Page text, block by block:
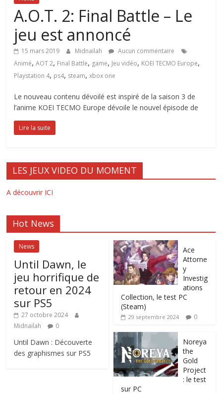
A.O.T. 2: Final Battle – Le
jeu est annoncé
15 mars 2019 Midnailah
Aucun commentaire
Animé,AOT 2, Final Battle, game, Jeu vidéo, KOEI TECMO Europe,
Playstation 4, ps4, steam,xbox one
Le nouveau contenu dévoilé est inspiré de la saison 3 de
l’anime KOEI TECMO Europe dévoile le nouvel épisode de
Lire la suite
LES JEUX VIDEO DU MOMENT
A découvrir ICI
Hot News
News
Until Dawn, le
jeu horrifique de
retour en 2024
sur PS5
27 octobre 2024
Midnailah
0
Until Dawn : Découverte
des graphismes sur PS5
Ace
Attorne
y
Investig
ations
Collection, le test PC
(Steam)
29 septembre 2024 0
Noreya
the
Gold
Project
: le test
sur PC